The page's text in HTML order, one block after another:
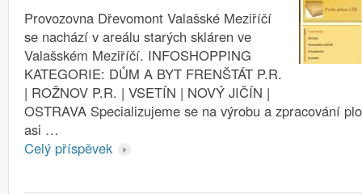
Provozovna Dřevomont Valašské Meziříčí
se nachází v areálu starých skláren ve
Valašském Meziříčí. INFOSHOPPING
KATEGORIE: DŮM A BYT FRENŠTÁT P.R.
| ROŽNOV P.R. | VSETÍN | NOVÝ JIČÍN |
OSTRAVA Specializujeme se na výrobu a zpracování
asi …
Celý příspěvek